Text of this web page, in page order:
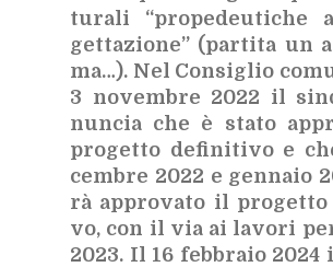
tu­ra­li “pro­pe­deu­ti­che
get­ta­zio­ne” (par­ti­ta un
ma…). Nel Con­si­glio
3 no­vem­bre 2022 il
nun­cia che è sta­to
pro­get­to de­fi­ni­ti­vo e
cem­bre 2022 e gen­na­io
rà ap­pro­va­to il
vo, con il via ai la­vo­ri
2023. Il 16 feb­bra­io